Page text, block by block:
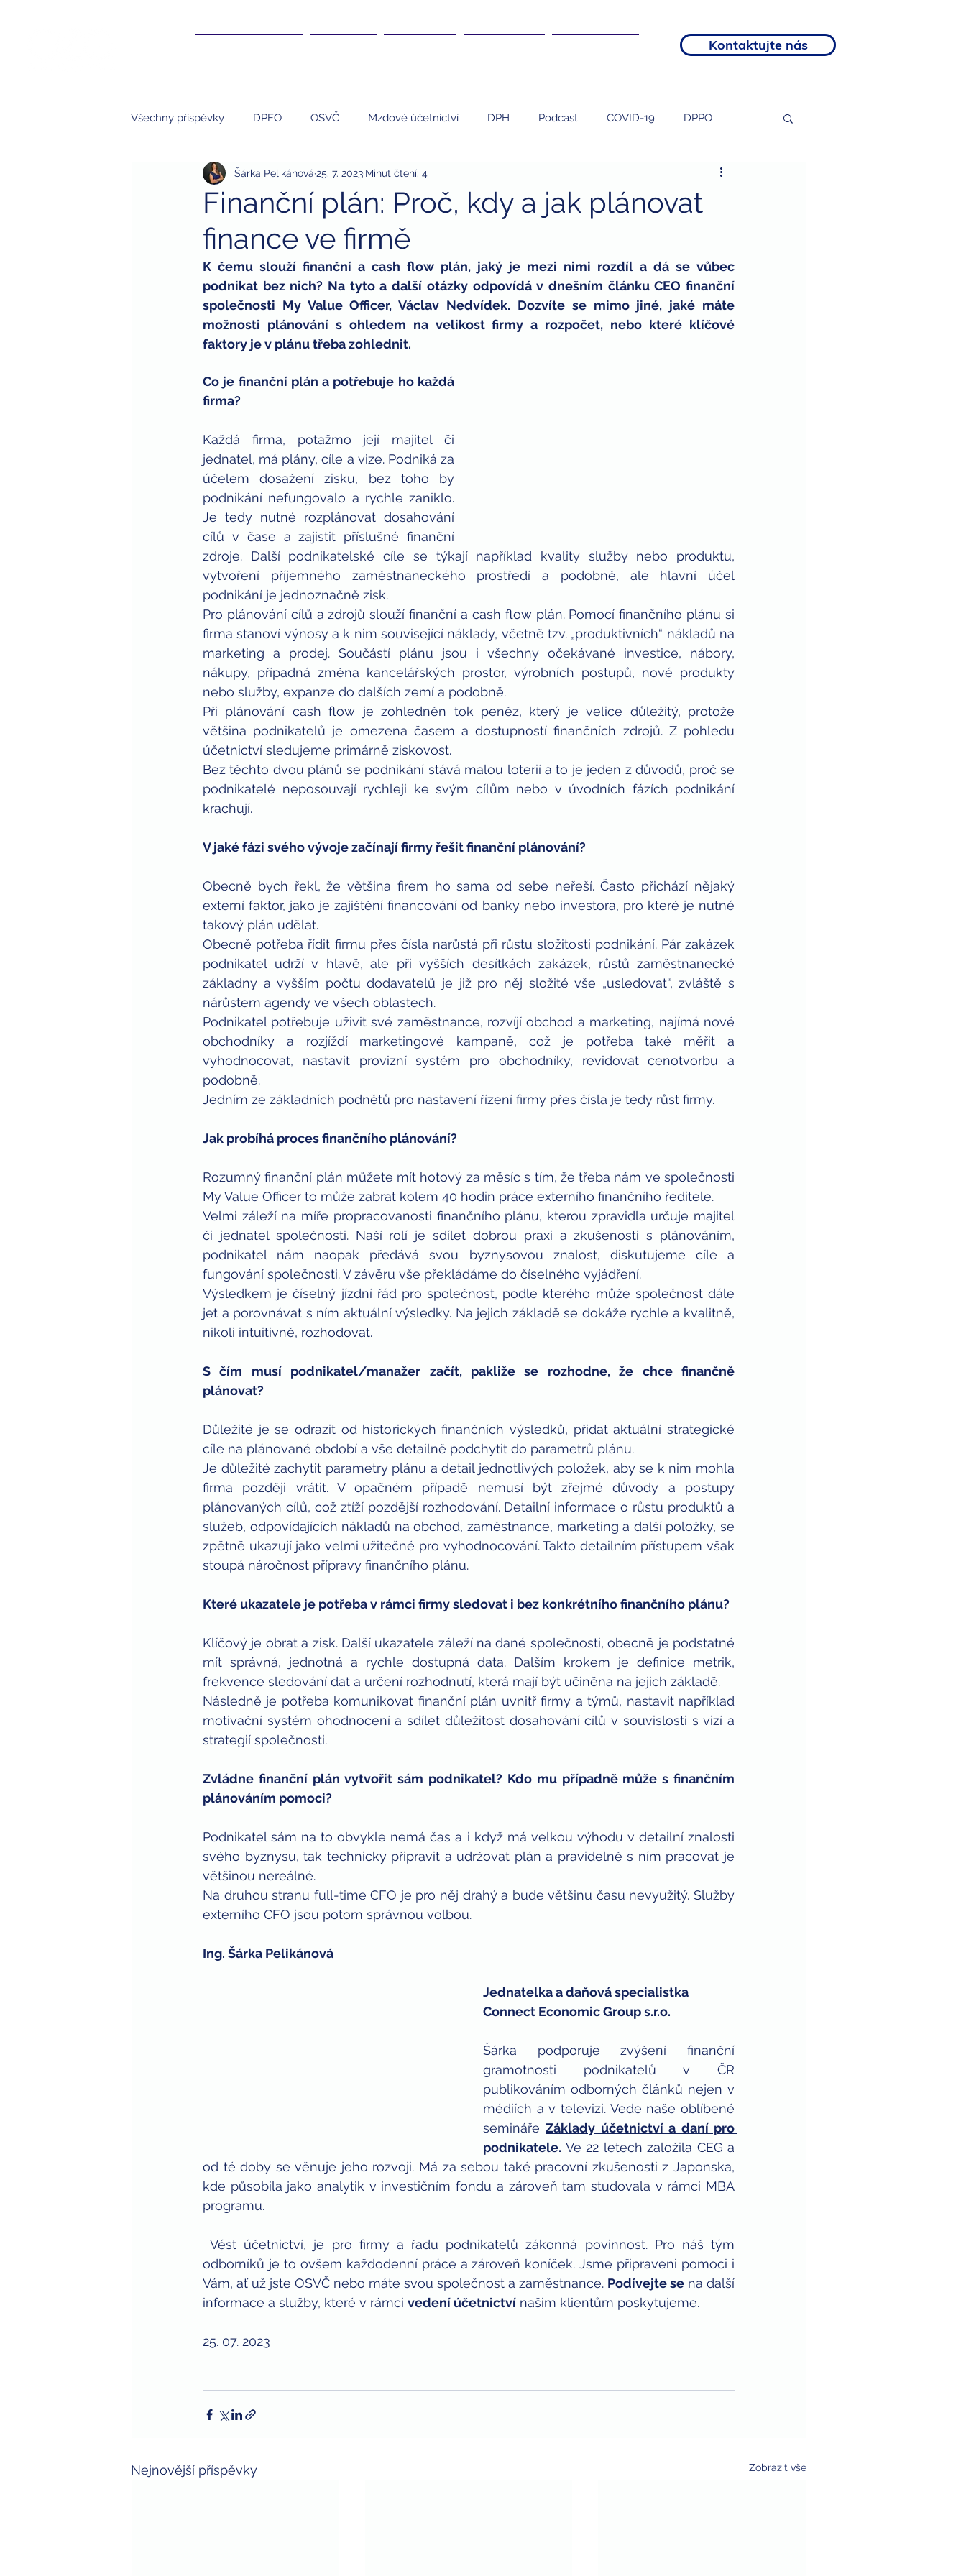
Kontaktujte nás
Všechny příspěvky DPFO OSVČ Mzdové účetnictví DPH Podcast COVID-19 DPPO
Účetnictví NNO S.R.O. EET Umělci podnikatelé
kompenzace kompenzační program finanční poradenství
brigády a daně dary dary a daně daňová uznatelnost darů zdravotní postižení
zaměstnávání zdravotně postižených děti
Finanční plán: Proč, kdy a jak plánovat
finance ve firmě
Šárka Pelikánová 25. 7. 2023 Minut čtení: 4
K čemu slouží finanční a cash flow plán, jaký je mezi nimi rozdíl a dá se vůbec
podnikat bez nich? Na tyto a další otázky odpovídá v dnešním článku CEO finanční
společnosti My Value Officer, Václav Nedvídek. Dozvíte se mimo jiné, jaké máte
možnosti plánování s ohledem na velikost firmy a rozpočet, nebo které klíčové
faktory je v plánu třeba zohlednit.
Co je finanční plán a potřebuje ho každá
firma?
Každá firma, potažmo její majitel či
jednatel, má plány, cíle a vize. Podniká za
účelem dosažení zisku, bez toho by
podnikání nefungovalo a rychle zaniklo.
Je tedy nutné rozplánovat dosahování
cílů v čase a zajistit příslušné finanční
zdroje. Další podnikatelské cíle se týkají například kvality služby nebo produktu,
vytvoření příjemného zaměstnaneckého prostředí a podobně, ale hlavní účel
podnikání je jednoznačně zisk.
Pro plánování cílů a zdrojů slouží finanční a cash flow plán. Pomocí finančního plánu si
firma stanoví výnosy a k nim související náklady, včetně tzv. „produktivních“ nákladů na
marketing a prodej. Součástí plánu jsou i všechny očekávané investice, nábory,
nákupy, případná změna kancelářských prostor, výrobních postupů, nové produkty
nebo služby, expanze do dalších zemí a podobně.
Při plánování cash flow je zohledněn tok peněz, který je velice důležitý, protože
většina podnikatelů je omezena časem a dostupností finančních zdrojů. Z pohledu
účetnictví sledujeme primárně ziskovost.
Bez těchto dvou plánů se podnikání stává malou loterií a to je jeden z důvodů, proč se
podnikatelé neposouvají rychleji ke svým cílům nebo v úvodních fázích podnikání
krachují.
V jaké fázi svého vývoje začínají firmy řešit finanční plánování?
Obecně bych řekl, že většina firem ho sama od sebe neřeší. Často přichází nějaký
externí faktor, jako je zajištění financování od banky nebo investora, pro které je nutné
takový plán udělat.
Obecně potřeba řídit firmu přes čísla narůstá při růstu složitosti podnikání. Pár zakázek
podnikatel udrží v hlavě, ale při vyšších desítkách zakázek, růstů zaměstnanecké
základny a vyšším počtu dodavatelů je již pro něj složité vše „usledovat“, zvláště s
nárůstem agendy ve všech oblastech.
Podnikatel potřebuje uživit své zaměstnance, rozvíjí obchod a marketing, najímá nové
obchodníky a rozjíždí marketingové kampaně, což je potřeba také měřit a
vyhodnocovat, nastavit provizní systém pro obchodníky, revidovat cenotvorbu a
podobně.
Jedním ze základních podnětů pro nastavení řízení firmy přes čísla je tedy růst firmy.
Jak probíhá proces finančního plánování?
Rozumný finanční plán můžete mít hotový za měsíc s tím, že třeba nám ve společnosti
My Value Officer to může zabrat kolem 40 hodin práce externího finančního ředitele.
Velmi záleží na míře propracovanosti finančního plánu, kterou zpravidla určuje majitel
či jednatel společnosti. Naší rolí je sdílet dobrou praxi a zkušenosti s plánováním,
podnikatel nám naopak předává svou byznysovou znalost, diskutujeme cíle a
fungování společnosti. V závěru vše překládáme do číselného vyjádření.
Výsledkem je číselný jízdní řád pro společnost, podle kterého může společnost dále
jet a porovnávat s ním aktuální výsledky. Na jejich základě se dokáže rychle a kvalitně,
nikoli intuitivně, rozhodovat.
S čím musí podnikatel/manažer začít, pakliže se rozhodne, že chce finančně
plánovat?
Důležité je se odrazit od historických finančních výsledků, přidat aktuální strategické
cíle na plánované období a vše detailně podchytit do parametrů plánu.
Je důležité zachytit parametry plánu a detail jednotlivých položek, aby se k nim mohla
firma později vrátit. V opačném případě nemusí být zřejmé důvody a postupy
plánovaných cílů, což ztíží pozdější rozhodování. Detailní informace o růstu produktů a
služeb, odpovídajících nákladů na obchod, zaměstnance, marketing a další položky, se
zpětně ukazují jako velmi užitečné pro vyhodnocování. Takto detailním přístupem však
stoupá náročnost přípravy finančního plánu.
Které ukazatele je potřeba v rámci firmy sledovat i bez konkrétního finančního plánu?
Klíčový je obrat a zisk. Další ukazatele záleží na dané společnosti, obecně je podstatné
mít správná, jednotná a rychle dostupná data. Dalším krokem je definice metrik,
frekvence sledování dat a určení rozhodnutí, která mají být učiněna na jejich základě.
Následně je potřeba komunikovat finanční plán uvnitř firmy a týmů, nastavit například
motivační systém ohodnocení a sdílet důležitost dosahování cílů v souvislosti s vizí a
strategií společnosti.
Zvládne finanční plán vytvořit sám podnikatel? Kdo mu případně může s finančním
plánováním pomoci?
Podnikatel sám na to obvykle nemá čas a i když má velkou výhodu v detailní znalosti
svého byznysu, tak technicky připravit a udržovat plán a pravidelně s ním pracovat je
většinou nereálné.
Na druhou stranu full-time CFO je pro něj drahý a bude většinu času nevyužitý. Služby
externího CFO jsou potom správnou volbou.
Ing. Šárka Pelikánová
Jednatelka a daňová specialistka
Connect Economic Group s.r.o.
Šárka podporuje zvýšení finanční
gramotnosti podnikatelů v ČR
publikováním odborných článků nejen v
médiích a v televizi. Vede naše oblíbené
semináře Základy účetnictví a daní pro
podnikatele. Ve 22 letech založila CEG a
od té doby se věnuje jeho rozvoji. Má za sebou také pracovní zkušenosti z Japonska,
kde působila jako analytik v investičním fondu a zároveň tam studovala v rámci MBA
programu.
Vést účetnictví, je pro firmy a řadu podnikatelů zákonná povinnost. Pro náš tým
odborníků je to ovšem každodenní práce a zároveň koníček. Jsme připraveni pomoci i
Vám, ať už jste OSVČ nebo máte svou společnost a zaměstnance. Podívejte se na další
informace a služby, které v rámci vedení účetnictví našim klientům poskytujeme.
25. 07. 2023
Nejnovější příspěvky Zobrazit vše